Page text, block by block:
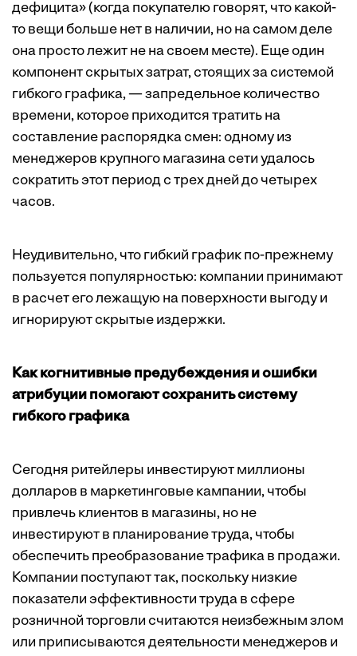
дефицита» (когда покупателю говорят, что какой-
то вещи больше нет в наличии, но на самом деле
она просто лежит не на своем месте). Еще один
компонент скрытых затрат, стоящих за системой
гибкого графика, — запредельное количество
времени, которое приходится тратить на
составление распорядка смен: одному из
менеджеров крупного магазина сети удалось
сократить этот период с трех дней до четырех
часов.
Неудивительно, что гибкий график по-прежнему
пользуется популярностью: компании принимают
в расчет его лежащую на поверхности выгоду и
игнорируют скрытые издержки.
Как когнитивные предубеждения и ошибки
атрибуции помогают сохранить систему
гибкого графика
Сегодня ритейлеры инвестируют миллионы
долларов в маркетинговые кампании, чтобы
привлечь клиентов в магазины, но не
инвестируют в планирование труда, чтобы
обеспечить преобразование трафика в продажи.
Компании поступают так, поскольку низкие
показатели эффективности труда в сфере
розничной торговли считаются неизбежным злом
или приписываются деятельности менеджеров и